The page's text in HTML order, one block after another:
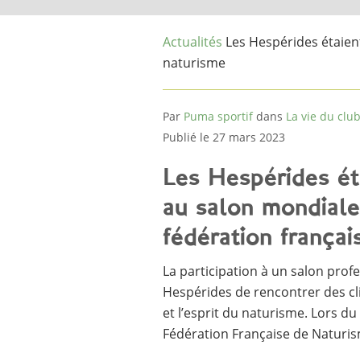
Actualités Les Hespérides
naturisme
Par Puma sportif dans La vie du club
Publié le 27 mars 2023
Les Hespérides
au salon
fédération
La participation à un salon
Hespérides de rencontrer des
et l’esprit du naturisme. Lors
Fédération Française de